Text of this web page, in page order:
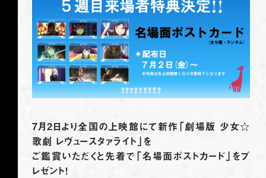
7月2日より全国の上映館にて新作「劇場版 少女☆
歌劇 レヴュースタァライト」を
ご鑑賞いただくと先着で「名場面ポストカード」をプ
レゼント！